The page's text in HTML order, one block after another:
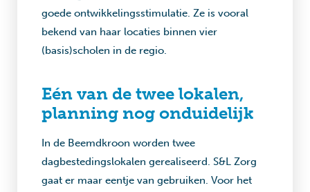
goede ontwikkelingsstimulatie. Ze is vooral
bekend van haar locaties binnen vier
(basis)scholen in de regio.
Eén van de twee lokalen,
planning nog onduidelijk
In de Beemdkroon worden twee
dagbestedingslokalen gerealiseerd. S&L Zorg
gaat er maar eentje van gebruiken. Voor het